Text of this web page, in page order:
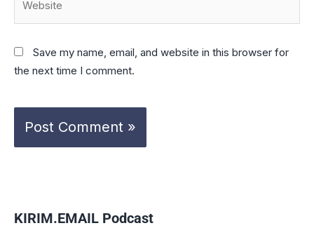
Save my name, email, and website in this browser for
the next time I comment.
KIRIM.EMAIL Podcast